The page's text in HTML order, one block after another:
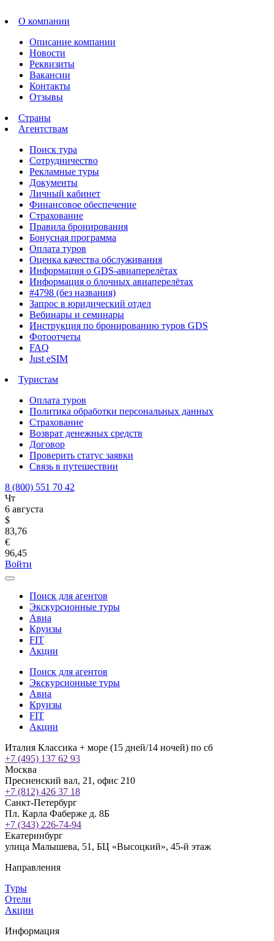
О компании
Описание компании
Новости
Реквизиты
Вакансии
Контакты
Отзывы
Страны
Агентствам
Поиск тура
Сотрудничество
Рекламные туры
Документы
Личный кабинет
Финансовое обеспечение
Страхование
Правила бронирования
Бонусная программа
Оплата туров
Оценка качества обслуживания
Информация о GDS-авиаперелётах
Информация о блочных авиаперелётах
#4798 (без названия)
Запрос в юридический отдел
Вебинары и семинары
Инструкция по бронированию туров GDS
Фотоотчеты
FAQ
Just eSIM
Туристам
Оплата туров
Политика обработки персональных данных
Страхование
Возврат денежных средств
Договор
Проверить статус заявки
Связь в путешествии
8 (800) 551 70 42
Чт
6 августа
$
83,76
€
96,45
Войти
Поиск для агентов
Экскурсионные туры
Авиа
Круизы
FIT
Акции
Поиск для агентов
Экскурсионные туры
Авиа
Круизы
FIT
Акции
Италия Классика + море (15 дней/14 ночей) по сб
+7 (495) 137 62 93
Москва
Пресненский вал, 21, офис 210
+7 (812) 426 37 18
Санкт-Петербург
Пл. Карла Фаберже д. 8Б
+7 (343) 226-74-94
Екатеринбург
улица Малышева, 51, БЦ «Высоцкий», 45-й этаж
Направления
Туры
Отели
Акции
Информация